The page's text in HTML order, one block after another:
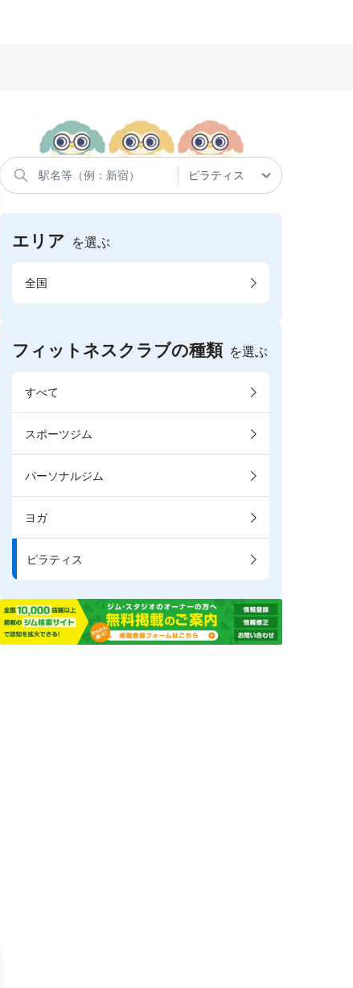
エリア を選ぶ
全国
フィットネスクラブの種類 を選ぶ
すべて
スポーツジム
パーソナルジム
ヨガ
ピラティス